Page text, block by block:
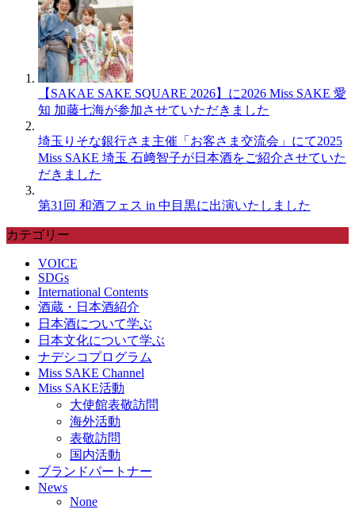
【SAKAE SAKE SQUARE 2026】に2026 Miss SAKE 愛
知 加藤七海が参加させていただきました
埼玉りそな銀行さま主催「お客さま交流会」にて2025
Miss SAKE 埼玉 石﨑智子が日本酒をご紹介させていた
だきました
第31回 和酒フェス in 中目黒に出演いたしました
カテゴリー
VOICE
SDGs
International Contents
酒蔵・日本酒紹介
日本酒について学ぶ
日本文化について学ぶ
ナデシコプログラム
Miss SAKE Channel
Miss SAKE活動
大使館表敬訪問
海外活動
表敬訪問
国内活動
ブランドパートナー
News
None